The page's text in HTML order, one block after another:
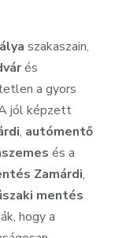
szakaszain,
és
a gyors
jól képzett
, autómentő
és a
Zamárdi,
mentés
hogy a